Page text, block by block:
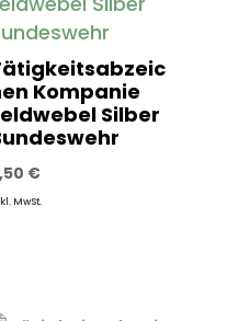
Kompanie
Silber
€
MwSt.